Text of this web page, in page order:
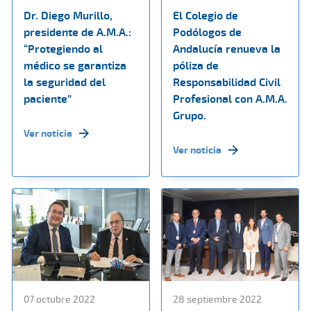
Dr. Diego Murillo,
presidente de A.M.A.:
“Protegiendo al
médico se garantiza
la seguridad del
paciente”
Ver noticia
El Colegio de
Podólogos de
Andalucía renueva la
póliza de
Responsabilidad Civil
Profesional con A.M.A.
Grupo.
Ver noticia
07 octubre 2022 28 septiembre 2022